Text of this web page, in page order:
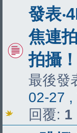
發表
焦連
拍攝！
最後發
02-27 ,
回覆: 1